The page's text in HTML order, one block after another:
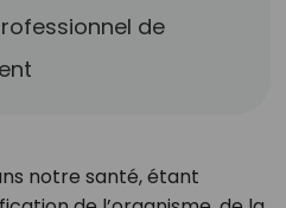
de
notre santé, étant